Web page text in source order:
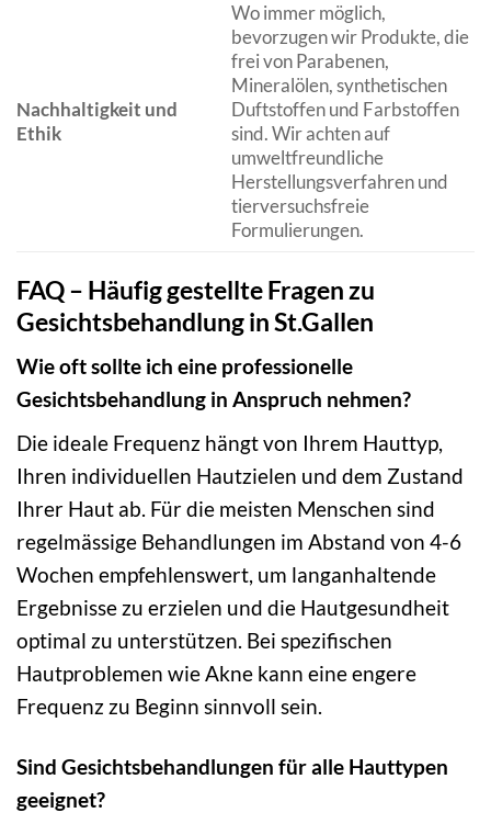
Nachhaltigkeit und
Ethik
Wo immer möglich,
bevorzugen wir Produkte, die
frei von Parabenen,
Mineralölen, synthetischen
Duftstoffen und Farbstoffen
sind. Wir achten auf
umweltfreundliche
Herstellungsverfahren und
tierversuchsfreie
Formulierungen.
FAQ – Häufig gestellte Fragen zu
Gesichtsbehandlung in St.Gallen
Wie oft sollte ich eine professionelle
Gesichtsbehandlung in Anspruch nehmen?
Die ideale Frequenz hängt von Ihrem Hauttyp,
Ihren individuellen Hautzielen und dem Zustand
Ihrer Haut ab. Für die meisten Menschen sind
regelmässige Behandlungen im Abstand von 4-6
Wochen empfehlenswert, um langanhaltende
Ergebnisse zu erzielen und die Hautgesundheit
optimal zu unterstützen. Bei spezifischen
Hautproblemen wie Akne kann eine engere
Frequenz zu Beginn sinnvoll sein.
Sind Gesichtsbehandlungen für alle Hauttypen
geeignet?